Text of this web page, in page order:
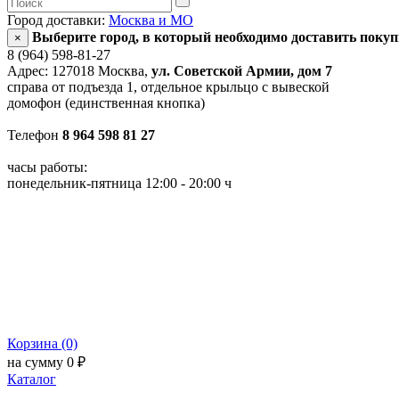
Город доставки: Москва и МО
×
Выберите город, в который необходимо доставить
8 (964) 598-81-27
Адрес: 127018 Москва, ул. Советской Армии, дом 7
справа от подъезда 1, отдельное крыльцо с вывеской
домофон (единственная кнопка)
Телефон 8 964 598 81 27
часы работы:
понедельник-пятница 12:00 - 20:00 ч
Корзина (0)
на сумму 0 ₽
Каталог